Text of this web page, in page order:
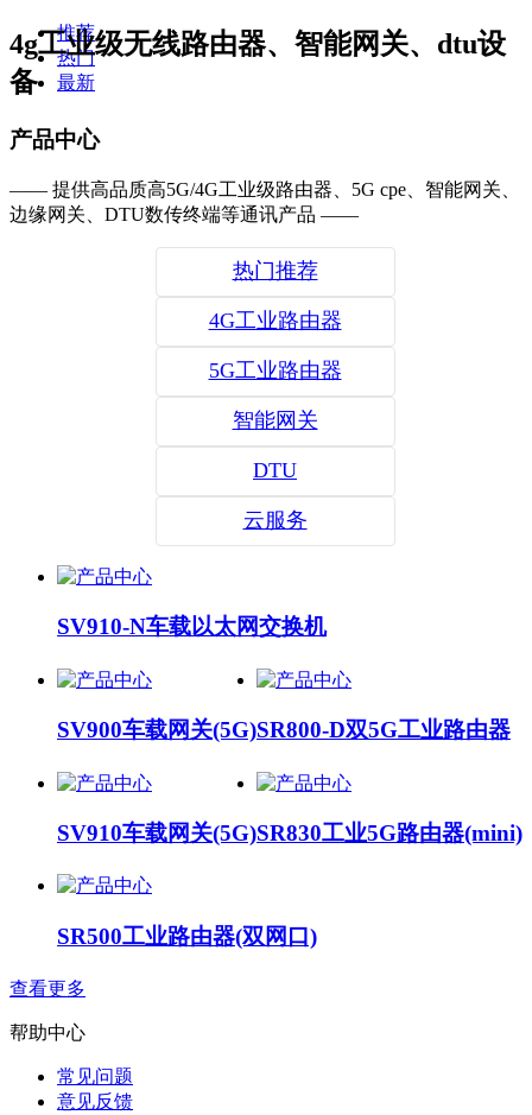
推荐
热门
最新
4g工业级无线路由器、智能网关、dtu设
备
产品中心
—— 提供高品质高5G/4G工业级路由器、5G cpe、智能网关、
边缘网关、DTU数传终端等通讯产品 ——
热门推荐
4G工业路由器
5G工业路由器
智能网关
DTU
云服务
SV910-N车载以太网交换机
SV900车载网关(5G)SR800-D双5G工业路由器
SV910车载网关(5G)SR830工业5G路由器(mini)
SR500工业路由器(双网口)
查看更多
帮助中心
常见问题
意见反馈